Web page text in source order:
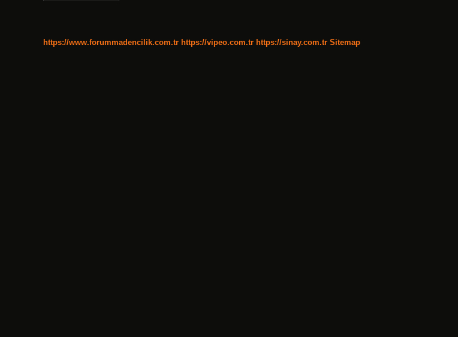
https://www.forummadencilik.com.tr https://vipeo.com.tr https://sinay.com.tr Sitemap